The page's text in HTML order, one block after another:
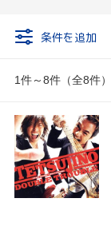
条件を追加
1件～8件（全8件）